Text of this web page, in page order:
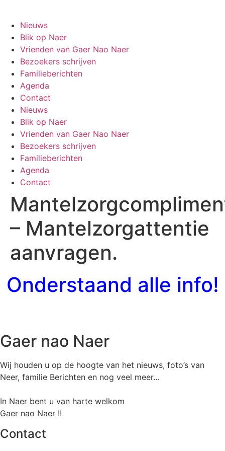
inhoud
Nieuws
Blik op Naer
Vrienden van Gaer Nao Naer
Bezoekers schrijven
Familieberichten
Agenda
Contact
Nieuws
Blik op Naer
Vrienden van Gaer Nao Naer
Bezoekers schrijven
Familieberichten
Agenda
Contact
– Mantelzorgattentie
aanvragen.
Onderstaand alle info!
Gaer nao Naer
Wij houden u op de hoogte van het nieuws, foto’s van
Neer, familie Berichten en nog veel meer…
In Naer bent u van harte welkom
Gaer nao Naer !!
Contact